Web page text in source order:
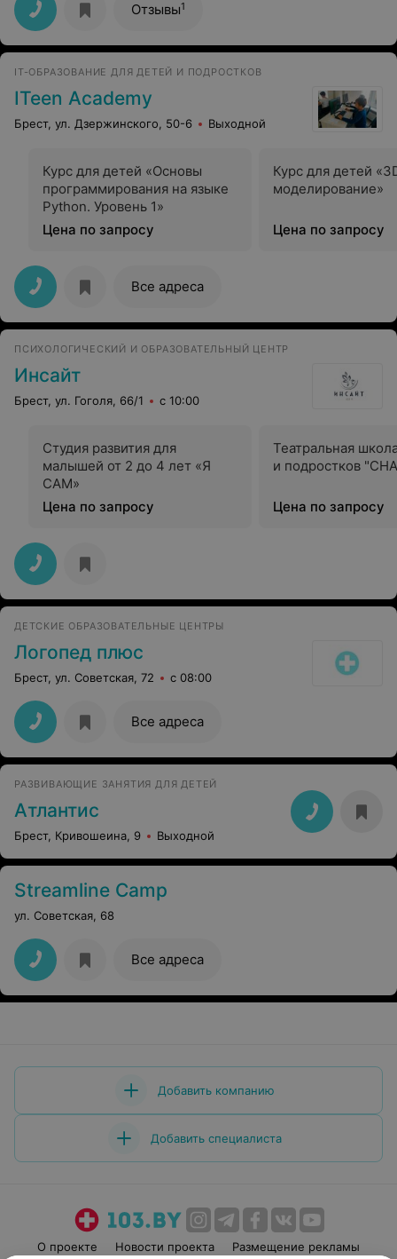
хотя по Тлф говорили, если такая ситуация произойдет,
его поменяют) Дефектолог никакой… Памперс с
какашками я должна собирать с собой и искать
мусорку…ну это уже смешно…деньги выкинутые на
принципе никто не занимается. Я считаю,что туда
детей стоит отдавать от 2,5 лет, для адаптации перед
садом…но раньше опасно)
Отзывы1
IT-ОБРАЗОВАНИЕ ДЛЯ ДЕТЕЙ И ПОДРОСТКОВ
ITeen Academy
Брест, ул. Дзержинского, 50-6 Выходной
Курс для детей «Основы
программирования на языке
Python. Уровень 1»
Цена по запросу
Курс для детей
моделирование»
Цена по запросу
Все адреса
ПСИХОЛОГИЧЕСКИЙ И ОБРАЗОВАТЕЛЬНЫЙ ЦЕНТР
Инсайт
Брест, ул. Гоголя, 66/1 с 10:00
Студия развития для
малышей от 2 до 4 лет «Я
САМ»
Цена по запросу
Театральная
и подростков
Цена по запросу
ДЕТСКИЕ ОБРАЗОВАТЕЛЬНЫЕ ЦЕНТРЫ
Логопед плюс
Брест, ул. Советская, 72 с 08:00
Все адреса
РАЗВИВАЮЩИЕ ЗАНЯТИЯ ДЛЯ ДЕТЕЙ
Атлантис
Брест, Кривошеина, 9 Выходной
Streamline Camp
ул. Советская, 68
Все адреса
Добавить компанию
Добавить специалиста
О проекте Новости проекта Размещение рекламы